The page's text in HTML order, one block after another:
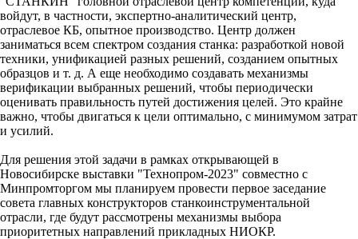
войдут, в частности, экспертно-аналитический центр,
отраслевое КБ, опытное производство. Центр должен
заниматься всем спектром создания станка: разработкой новой
техники, унификацией разных решений, созданием опытных
образцов и т. д. А еще необходимо создавать механизмы
верификации выбранных решений, чтобы периодически
оценивать правильность путей достижения целей. Это крайне
важно, чтобы двигаться к цели оптимально, с минимумом затрат
и усилий.
Для решения этой задачи в рамках открывающей в
Новосибирске выставки "Технопром-2023" совместно с
Минпромторгом мы планируем провести первое заседание
совета главных конструкторов станкоинструментальной
отрасли, где будут рассмотрены механизмы выбора
приоритетных направлений прикладных НИОКР.